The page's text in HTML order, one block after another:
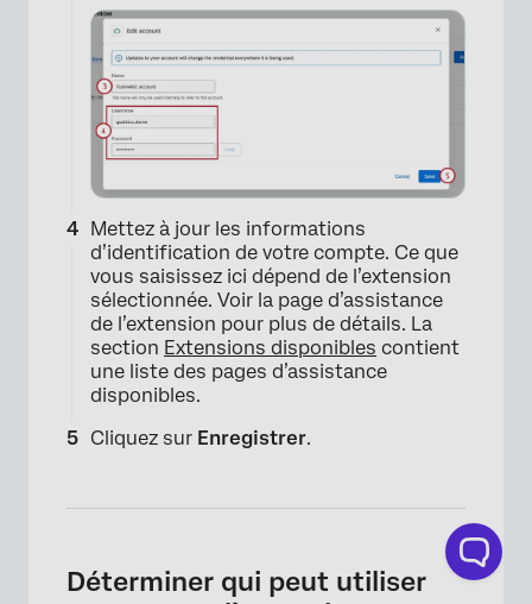
Mettez à jour les informations
d’identification de votre compte. Ce que
vous saisissez ici dépend de l’extension
sélectionnée. Voir la page d’assistance
de l’extension pour plus de détails. La
section Extensions disponibles contient
une liste des pages d’assistance
disponibles.
Cliquez sur Enregistrer.
Déterminer qui peut utiliser